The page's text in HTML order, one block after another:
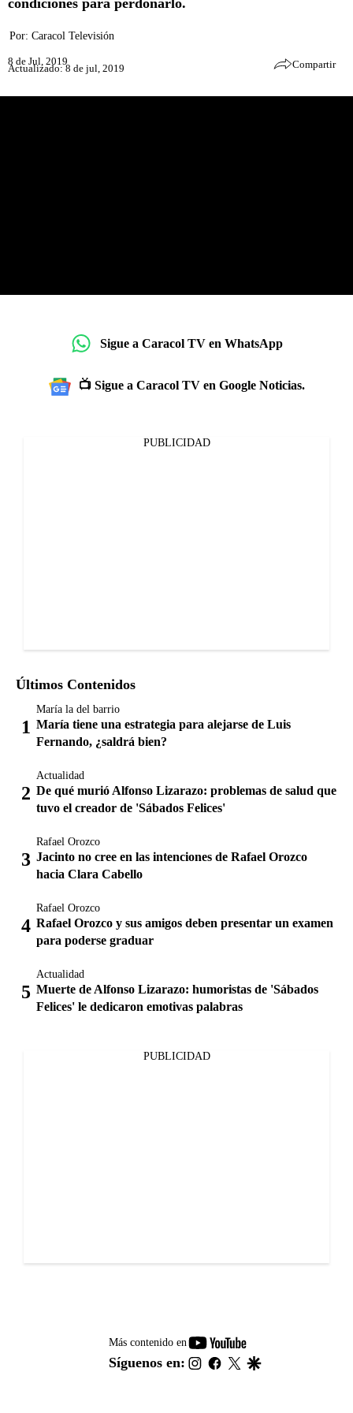
condiciones para perdonarlo.
Por: Caracol Televisión
8 de Jul, 2019
Actualizado: 8 de jul, 2019 Compartir
Sigue a Caracol TV en WhatsApp
📺 Sigue a Caracol TV en Google Noticias.
PUBLICIDAD
Últimos Contenidos
María la del barrio
María tiene una estrategia para alejarse de Luis
Fernando, ¿saldrá bien?
Actualidad
De qué murió Alfonso Lizarazo: problemas de salud que
tuvo el creador de 'Sábados Felices'
Rafael Orozco
Jacinto no cree en las intenciones de Rafael Orozco
hacia Clara Cabello
Rafael Orozco
Rafael Orozco y sus amigos deben presentar un examen
para poderse graduar
Actualidad
Muerte de Alfonso Lizarazo: humoristas de 'Sábados
Felices' le dedicaron emotivas palabras
PUBLICIDAD
Más contenido en
youtube-
footer
Síguenos en: instagram
facebook
twitter